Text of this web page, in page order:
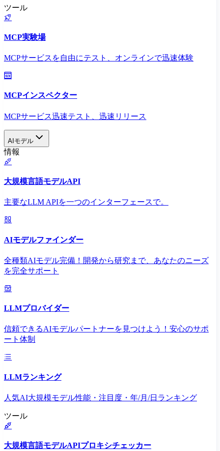
ツール
MCP実験場
MCPサービスを自由にテスト、オンラインで迅速体験
MCPインスペクター
MCPサービス迅速テスト、迅速リリース
AIモデル
情報
大規模言語モデルAPI
主要なLLM APIを一つのインターフェースで。
AIモデルファインダー
全種類AIモデル完備！開発から研究まで、あなたのニーズ
を完全サポート
LLMプロバイダー
信頼できるAIモデルパートナーを見つけよう！安心のサポ
ート体制
LLMランキング
人気AI大規模モデル性能・注目度・年/月/日ランキング
ツール
大規模言語モデルAPIプロキシチェッカー